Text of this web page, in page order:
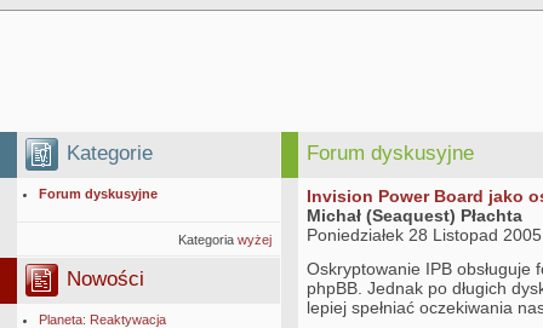
Kategorie
Forum dyskusyjne
Kategoria wyżej
Nowości
Planeta: Reaktywacja
Forum dyskusyjne
Invision Power Board jako
Michał (Seaquest) Płachta
Poniedziałek 28 Listopad 2005
Oskryptowanie IPB obsługuje
phpBB. Jednak po długich
lepiej spełniać oczekiwania